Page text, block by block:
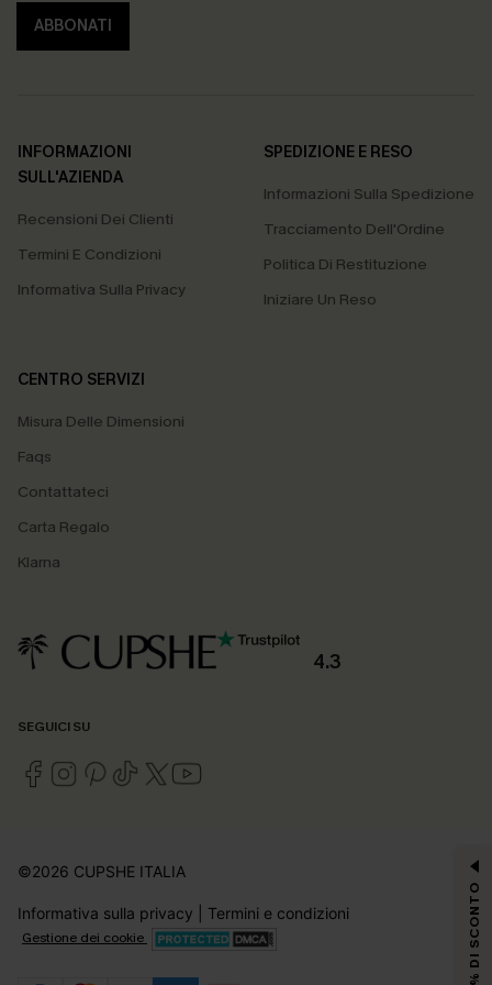
ABBONATI
INFORMAZIONI
SULL'AZIENDA
Recensioni Dei Clienti
Termini E Condizioni
Informativa Sulla Privacy
SPEDIZIONE E RESO
Informazioni Sulla Spedizione
Tracciamento Dell'Ordine
Politica Di Restituzione
Iniziare Un Reso
CENTRO SERVIZI
Misura Delle Dimensioni
Faqs
Contattateci
Carta Regalo
Klarna
4.3
SEGUICI SU
©2026 CUPSHE ITALIA
Informativa sulla privacy Termini e condizioni
Gestione dei cookie 15% DI SCONTO